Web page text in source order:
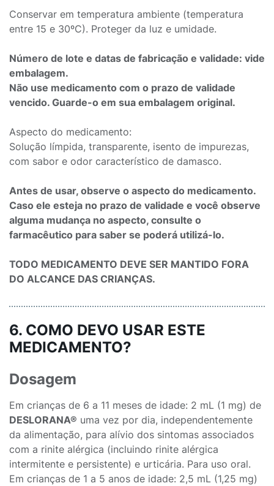
Conservar em temperatura ambiente (temperatura
entre 15 e 30ºC). Proteger da luz e umidade.
Número de lote e datas de fabricação e validade: vide
embalagem.
Não use medicamento com o prazo de validade
vencido. Guarde-o em sua embalagem original.
Aspecto do medicamento:
Solução límpida, transparente, isento de impurezas,
com sabor e odor característico de damasco.
Antes de usar, observe o aspecto do medicamento.
Caso ele esteja no prazo de validade e você observe
alguma mudança no aspecto, consulte o
farmacêutico para saber se poderá utilizá-lo.
TODO MEDICAMENTO DEVE SER MANTIDO FORA
DO ALCANCE DAS CRIANÇAS.
6. COMO DEVO USAR ESTE
MEDICAMENTO?
Dosagem
Em crianças de 6 a 11 meses de idade: 2 mL (1 mg) de
DESLORANA® uma vez por dia, independentemente
da alimentação, para alívio dos sintomas associados
com a rinite alérgica (incluindo rinite alérgica
intermitente e persistente) e urticária. Para uso oral.
Em crianças de 1 a 5 anos de idade: 2,5 mL (1,25 mg)